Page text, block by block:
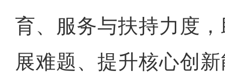
育、服务与扶持力度
展难题、提升核心创